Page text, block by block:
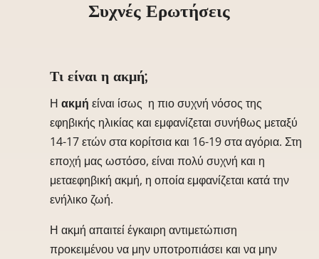
Συχνές Ερωτήσεις
Τι είναι η ακμή;
Η ακμή είναι ίσως η πιο συχνή νόσος της
εφηβικής ηλικίας και εμφανίζεται συνήθως μεταξύ
14-17 ετών στα κορίτσια και 16-19 στα αγόρια. Στη
εποχή μας ωστόσο, είναι πολύ συχνή και η
μεταεφηβική ακμή, η οποία εμφανίζεται κατά την
ενήλικο ζωή.
Η ακμή απαιτεί έγκαιρη αντιμετώπιση
προκειμένου να μην υποτροπιάσει και να μην